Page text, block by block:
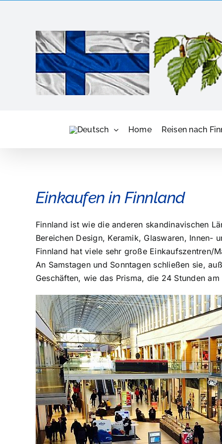
Home Reisen nach
Einkaufen in Finnland
Finnland ist wie die anderen skandinavischen
Bereichen Design, Keramik, Glaswaren, Innen-
Finnland hat viele sehr große Einkaufszentren/
An Samstagen und Sonntagen schließen sie,
Geschäften, wie das Prisma, die 24 Stunden